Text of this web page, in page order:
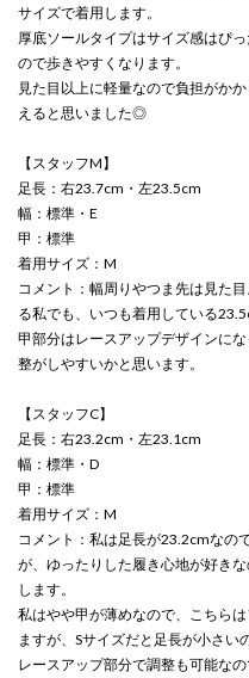
サイズで着用します。
厚底ソールタイプはサイズ感はぴ
ので歩きやすくなります。
見た目以上に軽量なので負担がか
えると思いました◎
【スタッフM】
足長：右23.7cm・左23.5cm
幅：標準・E
甲：標準
着用サイズ：M
コメント：幅周りやつま先は見た
る私でも、いつも着用している
甲部分はレースアップデザインに
整がしやすいかと思います。
【スタッフC】
足長：右23.2cm・左23.1cm
幅：標準・D
甲：標準
着用サイズ：M
コメント：私は足長が23.2cmなの
が、ゆったりした履き心地が好き
します。
私はやや甲が薄めなので、こちら
ますが、Sサイズだと足長が小さい
レースアップ部分で調整も可能な